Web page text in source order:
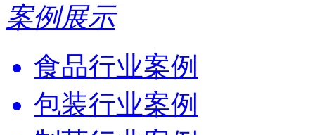
案例展示
食品行业案例
包装行业案例